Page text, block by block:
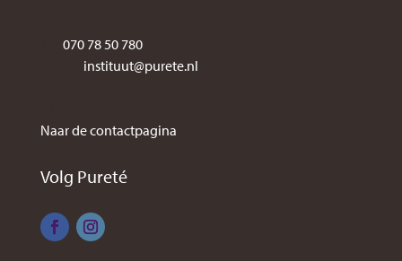
070 78 50 780
instituut@purete.nl
Naar de contactpagina
Volg Pureté